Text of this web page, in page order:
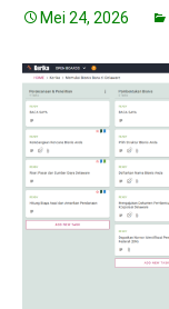
Mei 24, 2026